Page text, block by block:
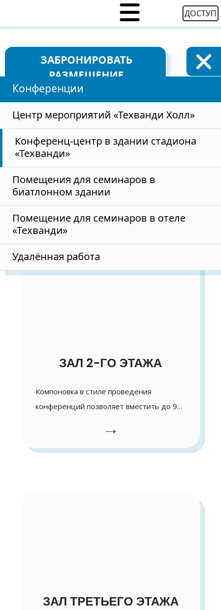
ДОСТУП
Конференции
Центр мероприятий «Техванди Холл»
Конференц-центр в здании стадиона
«Техванди»
Помещения для семинаров в
биатлонном здании
Помещение для семинаров в отеле
«Техванди»
Удалённая работа
ЗАБРОНИРОВАТЬ
РАЗМЕЩЕНИЕ
Конференц-центр в
здании стадиона
«Техванди»
ЗАЛ 2-ГО ЭТАЖА
Компоновка в стиле проведения
конференций позволяет вместить до 90
→
ЗАЛ ТРЕТЬЕГО ЭТАЖА